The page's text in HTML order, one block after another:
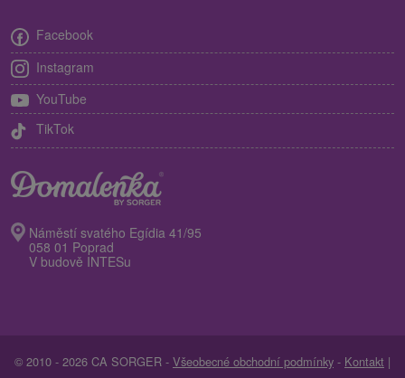
Facebook
Instagram
YouTube
TikTok
Náměstí svatého Egídia 41/95
058 01 Poprad
V budově INTESu
© 2010 - 2026 CA SORGER - Všeobecné obchodní podmínky - Kontakt |